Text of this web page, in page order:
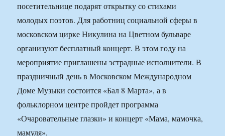
посетительнице подарят открытку со стихами
молодых поэтов. Для работниц социальной сферы в
московском цирке Никулина на Цветном бульваре
организуют бесплатный концерт. В этом году на
мероприятие приглашены эстрадные исполнители. В
праздничный день в Московском Международном
Доме Музыки состоится «Бал 8 Марта», а в
фольклорном центре пройдет программа
«Очаровательные глазки» и концерт «Мама, мамочка,
мамуля».